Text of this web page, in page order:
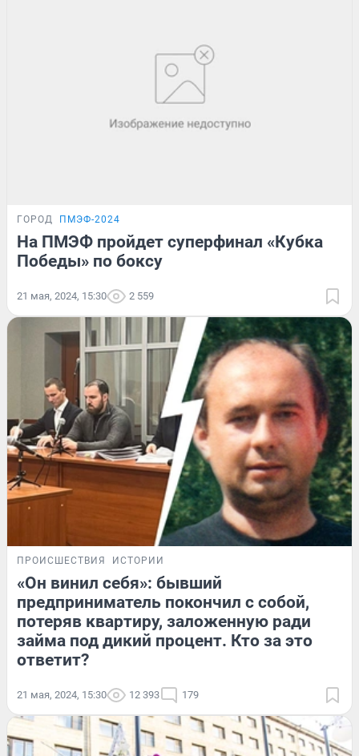
ГОРОД ПМЭФ-2024
На ПМЭФ пройдет суперфинал «Кубка
Победы» по боксу
21 мая, 2024, 15:30 2 559
ПРОИСШЕСТВИЯ ИСТОРИИ
«Он винил себя»: бывший
предприниматель покончил с собой,
потеряв квартиру, заложенную ради
займа под дикий процент. Кто за это
ответит?
21 мая, 2024, 15:30 12 393 179